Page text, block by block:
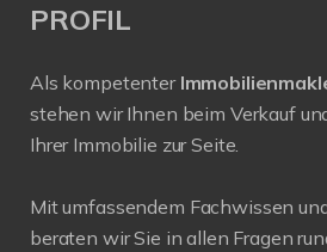
PROFIL
Als kompetenter
stehen wir Ihnen beim Verkauf
Ihrer Immobilie zur Seite.
Mit umfassendem Fachwissen
beraten wir Sie in allen Fragen